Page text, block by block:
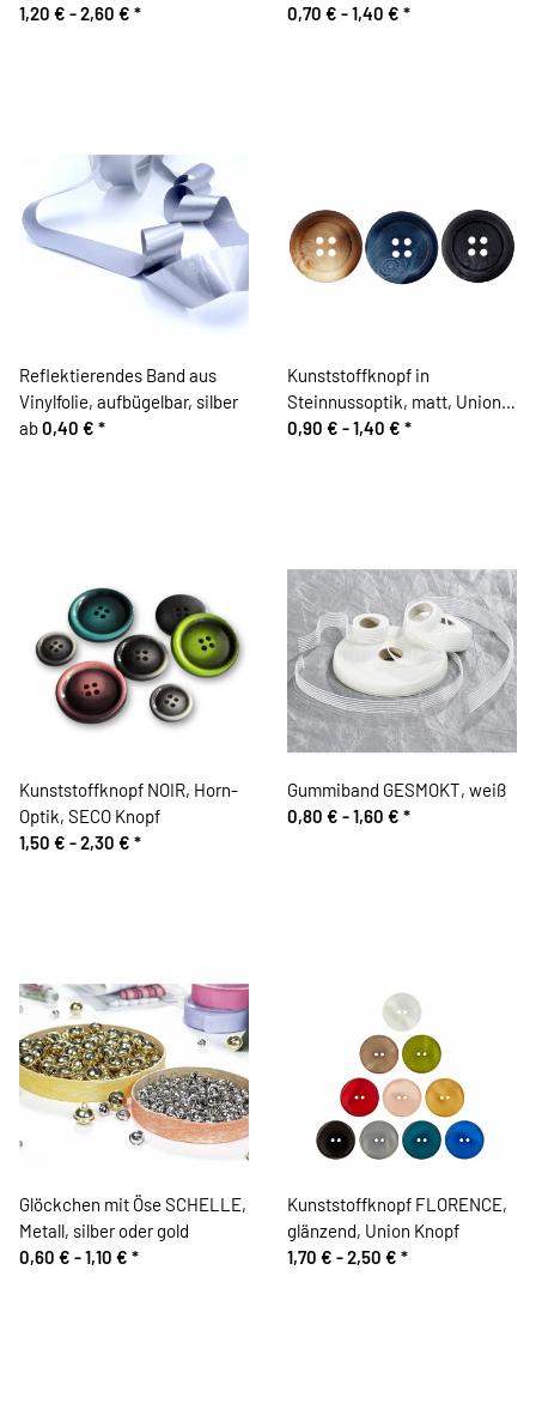
1,20 € -2,60 € *
Union Knopf
0,70 € -1,40 € *
Reflektierendes Band aus
Vinylfolie, aufbügelbar, silber
ab0,40 € *
Kunststoffknopf in
Steinnussoptik, matt, Union
Knopf
0,90 € -1,40 € *
Kunststoffknopf NOIR, Horn-
Optik, SECO Knopf
1,50 € -2,30 € *
Gummiband GESMOKT, weiß
0,80 € -1,60 € *
Glöckchen mit Öse SCHELLE,
Metall, silber oder gold
0,60 € -1,10 € *
Kunststoffknopf FLORENCE,
glänzend, Union Knopf
1,70 € -2,50 € *